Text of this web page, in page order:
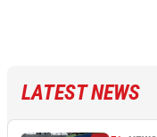
LATEST NEWS